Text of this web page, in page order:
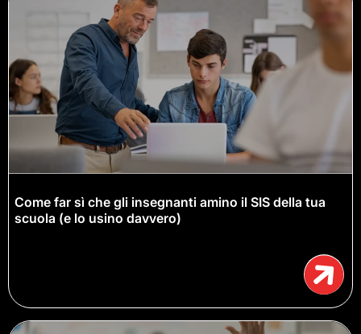
Come far sì che gli insegnanti amino il SIS della tua
scuola (e lo usino davvero)